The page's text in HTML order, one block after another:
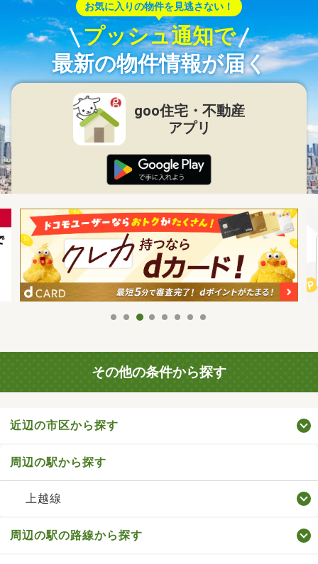
お気に入りの物件を見逃さない！
プッシュ通知で
最新の物件情報が届く
goo住宅・不動産
アプリ
その他の条件から探す
近辺の市区から探す
周辺の駅から探す
上越線
周辺の駅の路線から探す